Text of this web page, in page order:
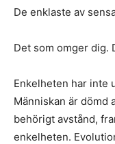
De enklaste av
Det som omger dig.
Enkelheten har inte
Människan är dömd
behörigt avstånd,
enkelheten.